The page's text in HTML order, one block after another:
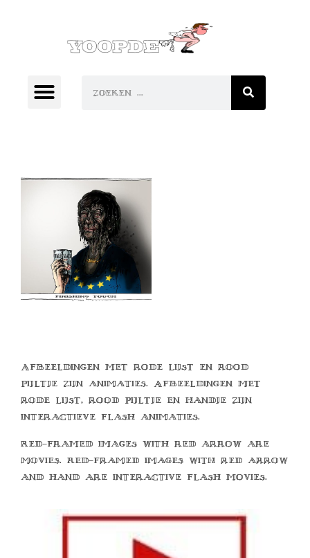
Afbeeldingen met rode lijst en rood
pijltje zijn animaties. Afbeeldingen met
rode lijst, rood pijltje en handje zijn
interactieve flash animaties.
Red-framed images with red arrow are
movies. Red-framed images with red arrow
and hand are interactive flash movies.